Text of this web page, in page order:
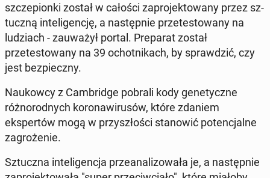
szczepi­on­ki został w całości za­pro­jek­towany przez sz­
tuczną in­teligencję, a następ­nie przetestowany na
ludzi­ach - za­uważył portal. Preparat został
przetestowany na 39 ochot­nikach, by sprawdz­ić, czy
jest bez­pieczny.
Naukow­cy z Cam­bridge pobrali kody gene­ty­czne
różnorod­nych ko­ron­awirusów, które zdaniem
ekspertów mogą w przyszłoś­ci stanow­ić po­tenc­jalne
za­groże­nie.
Sz­tucz­na in­teligenc­ja przeanal­i­zowała je, a następ­nie